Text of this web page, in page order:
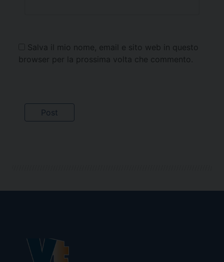
Salva il mio nome, email e sito web in questo
browser per la prossima volta che commento.